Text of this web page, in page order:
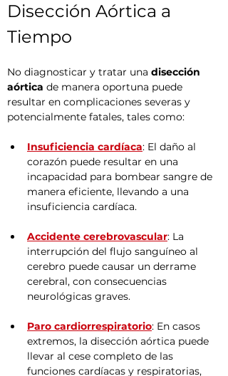
Disección Aórtica a
Tiempo
No diagnosticar y tratar una disección
aórtica de manera oportuna puede
resultar en complicaciones severas y
potencialmente fatales, tales como:
Insuficiencia cardíaca: El daño al
corazón puede resultar en una
incapacidad para bombear sangre de
manera eficiente, llevando a una
insuficiencia cardíaca.
Accidente cerebrovascular: La
interrupción del flujo sanguíneo al
cerebro puede causar un derrame
cerebral, con consecuencias
neurológicas graves.
Paro cardiorrespiratorio: En casos
extremos, la disección aórtica puede
llevar al cese completo de las
funciones cardíacas y respiratorias,